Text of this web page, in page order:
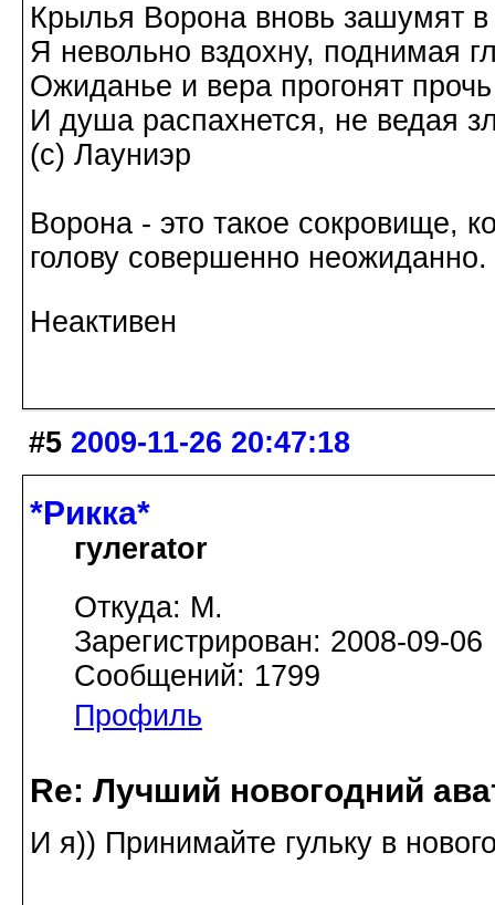
Крылья Ворона вновь зашумят в
Я невольно вздохну, поднимая
Ожиданье и вера прогонят
И душа распахнется, не ведая
(с) Лауниэр
Ворона - это такое сокровище,
голову совершенно
Неактивен
#5 2009-11-26 20:47:18
*Рикка*
гулеrator
Откуда: М.
Зарегистрирован: 2008-09-06
Сообщений: 1799
Профиль
Re: Лучший новогодний
И я)) Принимайте гульку в